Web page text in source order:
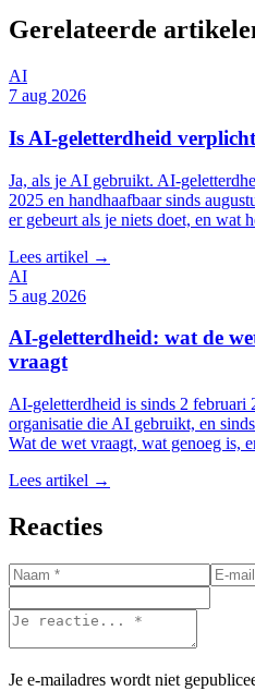
Gerelateerde
AI
7 aug 2026
Is AI-geletterdheid
Ja, als je AI gebruikt. AI-
2025 en handhaafbaar sinds
er gebeurt als je niets doet, en wat
Lees artikel →
AI
5 aug 2026
AI-geletterdheid: wat de
vraagt
AI-geletterdheid is sinds 2
organisatie die AI gebruikt, en
Wat de wet vraagt, wat genoeg is,
Lees artikel →
Reacties
Je e-mailadres wordt niet